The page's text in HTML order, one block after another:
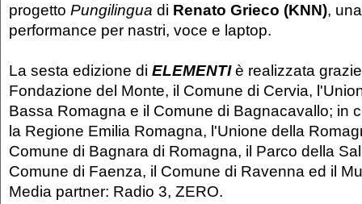
progetto Pungilingua di Renato Grieco (KNN),
performance per nastri, voce e laptop.
La sesta edizione di ELEMENTIè realizzata
Fondazione del Monte, il Comune di Cervia,
Bassa Romagna e il Comune di Bagnacavallo; in
la Regione Emilia Romagna, l'Unione della
Comune di Bagnara di Romagna, il Parco della
Comune di Faenza, il Comune di Ravenna ed il
Media partner: Radio 3, ZERO.